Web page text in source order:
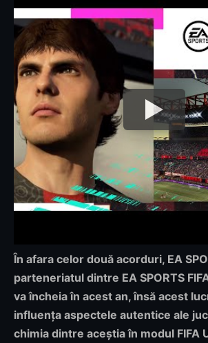
În afara celor două acorduri, EA
parteneriatul dintre EA SPORTS
va încheia în acest an, însă acest
influența aspectele autentice ale
chimia dintre aceștia în modul FIFA